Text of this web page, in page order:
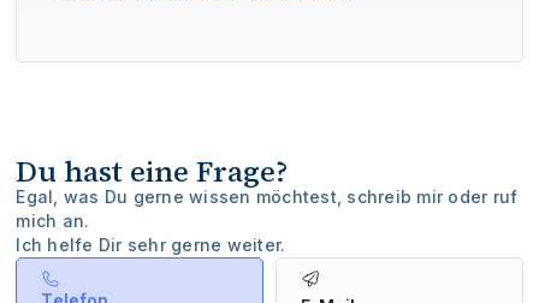
Du hast eine Frage?
Egal, was Du gerne wissen möchtest, schreib mir oder ruf
mich an.
Ich helfe Dir sehr gerne weiter.